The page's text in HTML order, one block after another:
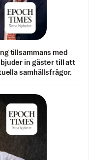
tillsammans med
in gäster till att
samhällsfrågor.